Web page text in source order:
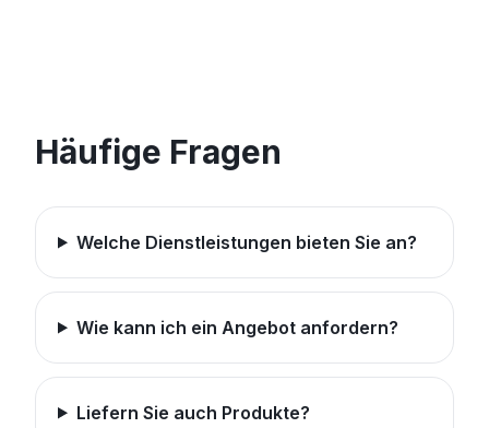
Häufige Fragen
Welche Dienstleistungen bieten Sie an?
Wie kann ich ein Angebot anfordern?
Liefern Sie auch Produkte?